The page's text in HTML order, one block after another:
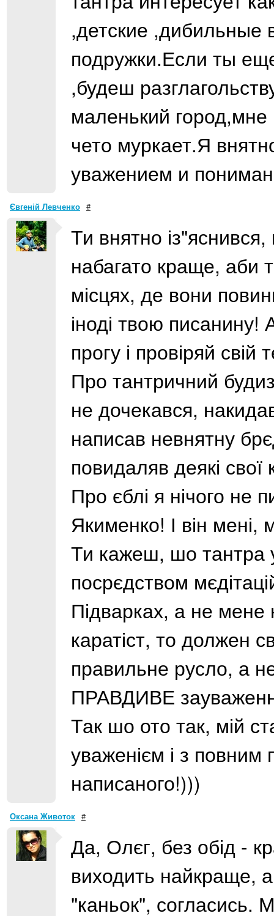
,детские ,дибильные
подружки.Если ты
,будеш
маленький
чето муркает.Я
уважением и
Євгеній Левченко #
Ти внятно
набагато краще, аби
місцях, де вони
іноді твою писанину!
прогу і провіряй
Про тантричний
не дочекався,
написав невнятну
повидаляв деякі
Про єблі я нічого не
Якименко! І він
Ти кажеш, шо тантра
посрєдством
Підварках, а не мене
каратіст, то должен
правильне русло, а
ПРАВДИВЕ
Так шо ото так, мій
уваженієм і з повним
написаного!)))
Оксана Животок #
Да, Олєг, без обід -
виходить найкраще,
"каньок", согласись.